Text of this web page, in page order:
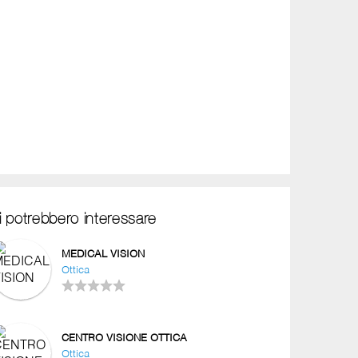
potrebbero interessare
MEDICAL VISION
Ottica
CENTRO VISIONE OTTICA
Ottica